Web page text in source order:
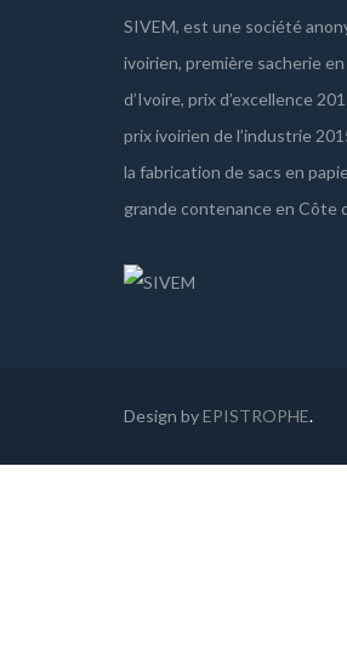
SIVEM, est une société
ivoirien, première sacherie
d’Ivoire, prix d’excellence
prix ivoirien de l’industrie
la fabrication de sacs en
grande contenance en Côte
Design byEPISTROPHE.